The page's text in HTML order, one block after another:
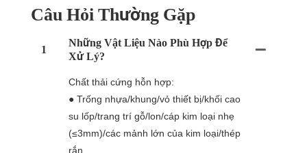
Câu Hỏi Thường Gặp
1
Những Vật Liệu Nào Phù Hợp Để
Xử Lý?
Chất thải cứng hỗn hợp:
● Trống nhựa/khung/vỏ thiết bị/khối cao
su lốp/trang trí gỗ/lon/cáp kim loại nhẹ
(≤3mm)/các mảnh lớn của kim loại/thép
rắn.